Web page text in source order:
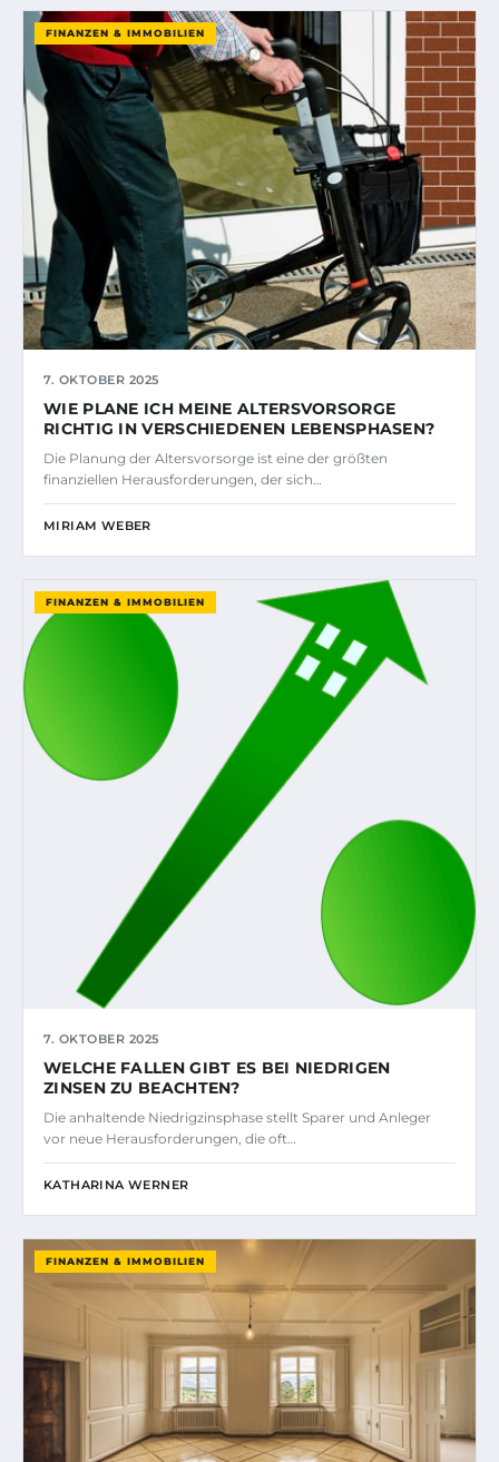
FINANZEN & IMMOBILIEN
7. OKTOBER 2025
WIE PLANE ICH MEINE ALTERSVORSORGE
RICHTIG IN VERSCHIEDENEN LEBENSPHASEN?
Die Planung der Altersvorsorge ist eine der größten
finanziellen Herausforderungen, der sich…
MIRIAM WEBER
FINANZEN & IMMOBILIEN
7. OKTOBER 2025
WELCHE FALLEN GIBT ES BEI NIEDRIGEN
ZINSEN ZU BEACHTEN?
Die anhaltende Niedrigzinsphase stellt Sparer und Anleger
vor neue Herausforderungen, die oft…
KATHARINA WERNER
FINANZEN & IMMOBILIEN